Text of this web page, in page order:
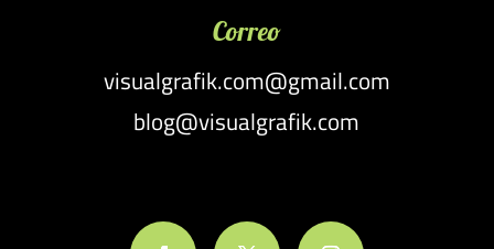
Correo
visualgrafik.com@gmail.com
blog@visualgrafik.com